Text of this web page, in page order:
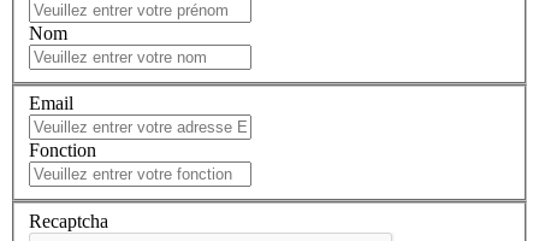
Nom
Email
Fonction
Recaptcha